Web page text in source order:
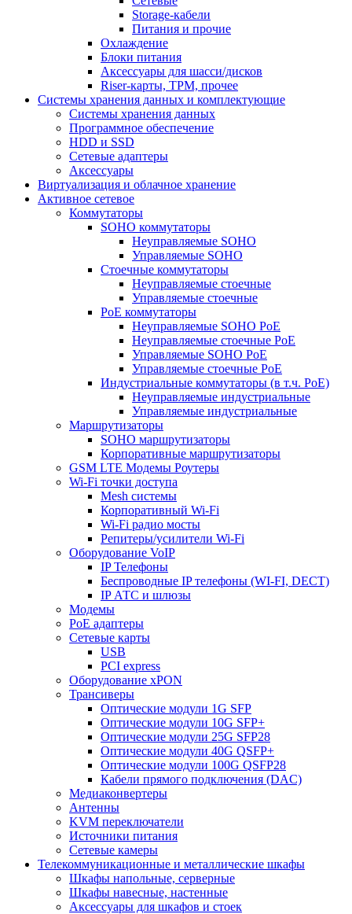
Storage-кабели
Питания и прочие
Охлаждение
Блоки питания
Аксессуары для шасси/дисков
Riser-карты, TPM, прочее
Системы хранения данных и комплектующие
Системы хранения данных
Программное обеспечение
HDD и SSD
Сетевые адаптеры
Аксессуары
Виртуализация и облачное хранение
Активное сетевое
Коммутаторы
SOHO коммутаторы
Неуправляемые SOHO
Управляемые SOHO
Стоечные коммутаторы
Неуправляемые стоечные
Управляемые стоечные
PoE коммутаторы
Неуправляемые SOHO PoE
Неуправляемые стоечные PoE
Управляемые SOHO PoE
Управляемые стоечные PoE
Индустриальные коммутаторы (в т.ч. РоЕ)
Неуправляемые индустриальные
Управляемые индустриальные
Маршрутизаторы
SOHO маршрутизаторы
Корпоративные маршрутизаторы
GSM LTE Модемы Роутеры
Wi-Fi точки доступа
Mesh системы
Корпоративный Wi-Fi
Wi-Fi радио мосты
Репитеры/усилители Wi-Fi
Оборудование VoIP
IP Телефоны
Беспроводные IP телефоны (WI-FI, DECT)
IP АТС и шлюзы
Модемы
PoE адаптеры
Сетевые карты
USB
PCI express
Оборудование xPON
Трансиверы
Оптические модули 1G SFP
Оптические модули 10G SFP+
Оптические модули 25G SFP28
Оптические модули 40G QSFP+
Оптические модули 100G QSFP28
Кабели прямого подключения (DAC)
Медиаконвертеры
Антенны
KVM переключатели
Источники питания
Сетевые камеры
Телекоммуникационные и металлические шкафы
Шкафы напольные, серверные
Шкафы навесные, настенные
Аксессуары для шкафов и стоек